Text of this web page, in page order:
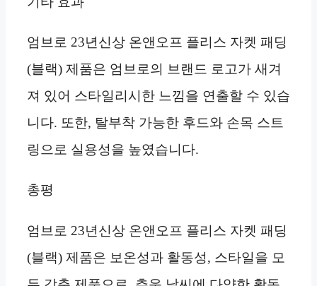
엄브로 23년신상 온앤오프 플리스 자켓 패딩
(블랙) 제품은 엄브로의 브랜드 로고가 새겨
져 있어 스타일리시한 느낌을 연출할 수 있습
니다. 또한, 탈부착 가능한 후드와 손목 스트
링으로 실용성을 높였습니다.
총평
엄브로 23년신상 온앤오프 플리스 자켓 패딩
(블랙) 제품은 보온성과 활동성, 스타일을 모